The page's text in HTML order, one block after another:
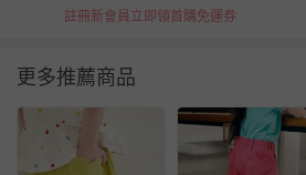
註冊新會員立即領首購免運券
更多推薦商品